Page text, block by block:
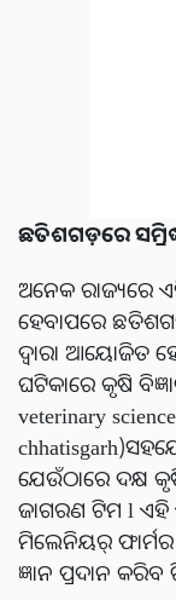
ଛତିଶଗଡ଼ରେ
ଅନେକ ରାଜ୍ୟରେ
ହେବାପରେ
ଦ୍ୱାରା ଆୟୋଜିତ
ଘଟିକାରେ କୃଷି
veterinary
ଯେଉଁଠାରେ ଦକ୍ଷ
ଜାଗରଣ ଟିମ l ଏହି
ମିଲେନିୟର୍
ଜ୍ଞାନ ପ୍ରଦାନ କରିବ